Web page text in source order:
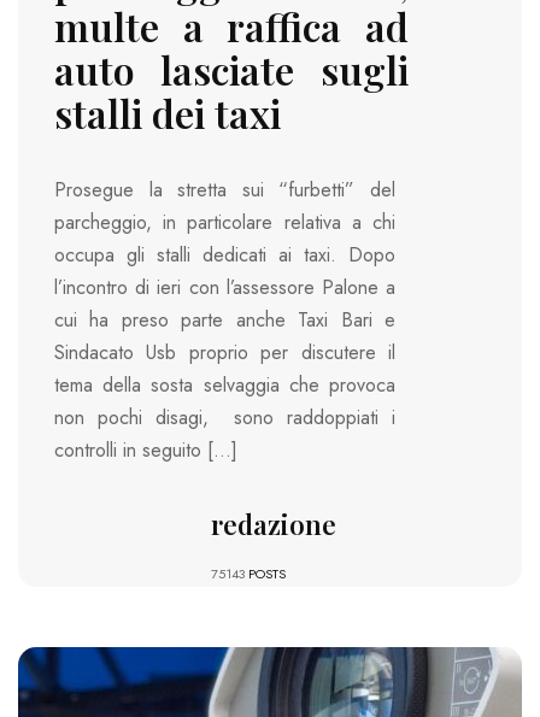
multe a raffica ad
auto lasciate sugli
stalli dei taxi
Prosegue la stretta sui “furbetti” del
parcheggio, in particolare relativa a chi
occupa gli stalli dedicati ai taxi. Dopo
l’incontro di ieri con l’assessore Palone a
cui ha preso parte anche Taxi Bari e
Sindacato Usb proprio per discutere il
tema della sosta selvaggia che provoca
non pochi disagi, sono raddoppiati i
controlli in seguito […]
redazione
75143 POSTS
891 VIEWS